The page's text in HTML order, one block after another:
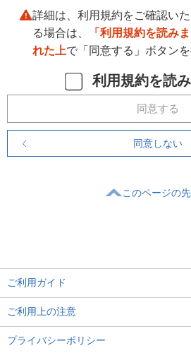
詳細は、利用規約をご確認い
る場合は、
「利用規約を読み
れた上で「同意する」ボタン
利用規約を読み
同意する
同意しない
このページの
ご利用ガイド
ご利用上の注意
プライバシーポリシー